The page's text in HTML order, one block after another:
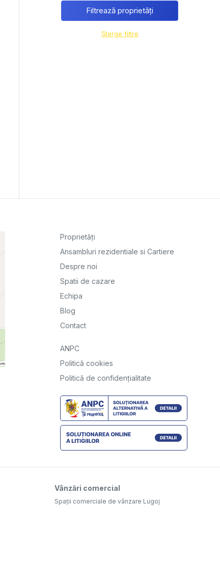
Șterge filtre
Proprietăți
Ansambluri rezidentiale si Cartiere
Despre noi
Spatii de cazare
Echipa
Blog
Contact
ANPC
Politică cookies
Politică de confidențialitate
Vânzări comercial
Spații comerciale de vânzare Lugoj